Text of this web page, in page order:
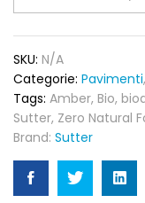
sgrassatore
quantity
SKU: N/A
Categorie: Pavimenti,
Tags: Amber, Bio,
Sutter, Zero Natural
Brand: Sutter